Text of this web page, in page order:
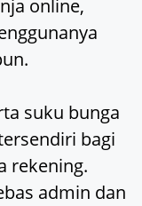
online,
suku bunga
bagi
rekening.
admin dan